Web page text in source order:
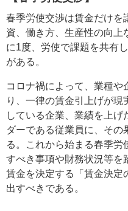
春季労使交渉は賃金だけを
資、働き方、生産性の向上
に1度、労使で課題を共有
がある。
コロナ禍によって、業種や
り、一律の賃金引上げが
している企業、業績を上
ダーである従業員に、その
る。これから始まる春季労
すべき事項や財務状況等を
賃金を決定する「賃金決定
出すべきである。